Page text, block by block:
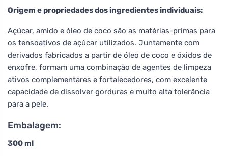
Origem e propriedades dos ingredientes individuais:
Açúcar, amido e óleo de coco são as matérias-primas para
os tensoativos de açúcar utilizados. Juntamente com
derivados fabricados a partir de óleo de coco e óxidos de
enxofre, formam uma combinação de agentes de limpeza
ativos complementares e fortalecedores, com excelente
capacidade de dissolver gorduras e muito alta tolerância
para a pele.
Embalagem:
300 ml